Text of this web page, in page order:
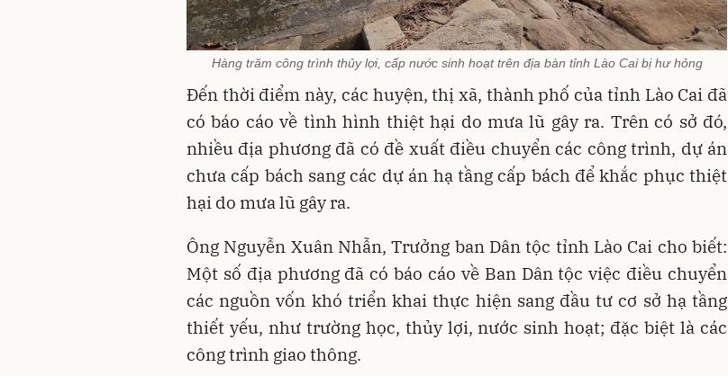
Hàng trăm công trình thủy lợi, cấp nước sinh hoạt trên địa bàn tỉnh Lào Cai bị hư hỏng
Đến thời điểm này, các huyện, thị xã, thành phố của tỉnh Lào Cai đã
có báo cáo về tình hình thiệt hại do mưa lũ gây ra. Trên có sở đó,
nhiều địa phương đã có đề xuất điều chuyển các công trình, dự án
chưa cấp bách sang các dự án hạ tầng cấp bách để khắc phục thiệt
hại do mưa lũ gây ra.
Ông Nguyễn Xuân Nhẫn, Trưởng ban Dân tộc tỉnh Lào Cai cho biết:
Một số địa phương đã có báo cáo về Ban Dân tộc việc điều chuyển
các nguồn vốn khó triển khai thực hiện sang đầu tư cơ sở hạ tầng
thiết yếu, như trường học, thủy lợi, nước sinh hoạt; đặc biệt là các
công trình giao thông.